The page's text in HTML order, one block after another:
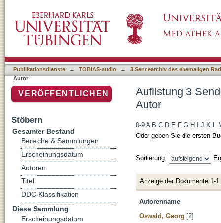
Publikationsdienste → TOBIAS-audio →
3 Sendearchiv des ehemaligen
Autor
Auflistung 3
Autor
0-9 A B C D E F G H J K L
Oder geben Sie die ersten
Sortierung:
Anzeige der Dokumente 1-1
Autorenname
Oswald, Georg [2]
VERÖFFENTLICHEN
Stöbern
Gesamter Bestand
Bereiche & Sammlungen
Erscheinungsdatum
Autoren
Titel
DDC-Klassifikation
Diese Sammlung
Erscheinungsdatum